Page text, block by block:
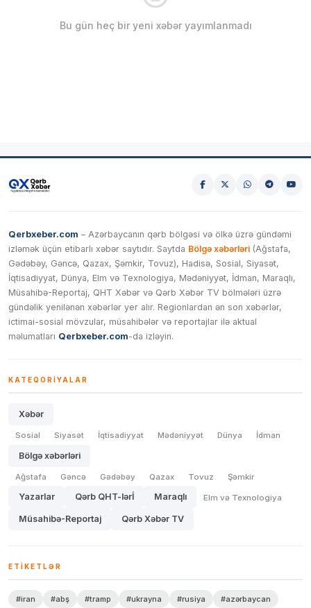
Bu gün heç bir yeni xəbər yayımlanmadı
Qerbxeber.com – Azərbaycanın qərb bölgəsi və ölkə üzrə gündəmi
izləmək üçün etibarlı xəbər saytıdır. Saytda Bölgə xəbərləri (Ağstafa,
Gədəbəy, Gəncə, Qazax, Şəmkir, Tovuz), Hadisə, Sosial, Siyasət,
İqtisadiyyat, Dünya, Elm və Texnologiya, Mədəniyyət, İdman, Maraqlı,
Müsahibə-Reportaj, QHT Xəbər və Qərb Xəbər TV bölmələri üzrə
gündəlik yenilənən xəbərlər yer alır. Regionlardan ən son xəbərlər,
ictimai-sosial mövzular, müsahibələr və reportajlar ilə aktual
məlumatları Qerbxeber.com-da izləyin.
KATEQORIYALAR
Xəbər
Sosial Siyasət İqtisadiyyat Mədəniyyət Dünya İdman
Bölgə xəbərləri
Ağstafa Gəncə Gədəbəy Qazax Tovuz Şəmkir
Yazarlar Qərb QHT-lərİ Maraqlı Elm və Texnologiya
Müsahibə-Reportaj Qərb Xəbər TV
ETIKETLƏR
#iran #abş #tramp #ukrayna #rusiya #azərbaycan